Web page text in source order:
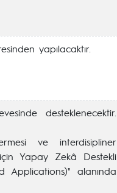
yapılacaktır.
desteklenecektir.
ve interdisipliner
Yapay Zekâ Destekli
alanında